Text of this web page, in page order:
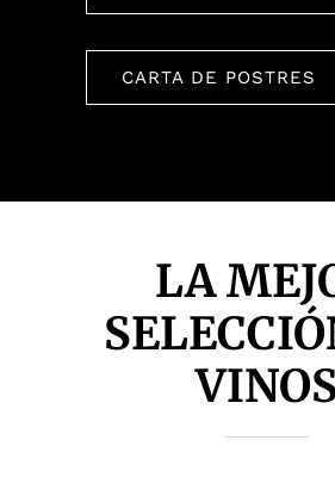
CARTA DE POSTRES
LA